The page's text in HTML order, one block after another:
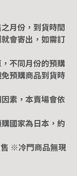
月份，到貨時間
會寄出，如需訂
不同月份的預購
預購商品到貨時
素，本賣場會依
國家為日本，約
※冷門商品無現